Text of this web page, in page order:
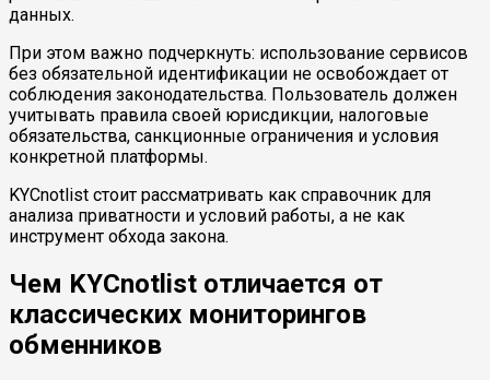
данных.
При этом важно подчеркнуть: использование сервисов
без обязательной идентификации не освобождает от
соблюдения законодательства. Пользователь должен
учитывать правила своей юрисдикции, налоговые
обязательства, санкционные ограничения и условия
конкретной платформы.
KYCnotlist стоит рассматривать как справочник для
анализа приватности и условий работы, а не как
инструмент обхода закона.
Чем KYCnotlist отличается от
классических мониторингов
обменников